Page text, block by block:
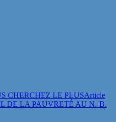
CHERCHEZ LE PLUSArticle
DE LA PAUVRETÉ AU N.-B.